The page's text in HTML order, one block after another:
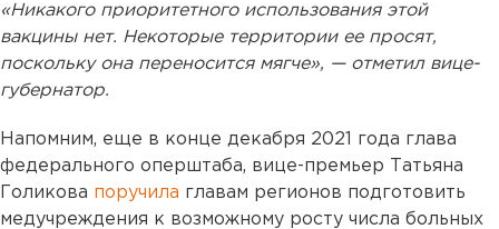
«Никакого приоритетного использования этой
вакцины нет. Некоторые территории ее просят,
поскольку она переносится мягче», — отметил вице-
губернатор.
Напомним, еще в конце декабря 2021 года глава
федерального оперштаба, вице-премьер Татьяна
Голикова поручила главам регионов подготовить
медучреждения к возможному росту числа больных